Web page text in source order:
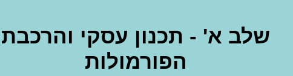
שלב א' - תכנון עסקי והרכבת
הפורמולות